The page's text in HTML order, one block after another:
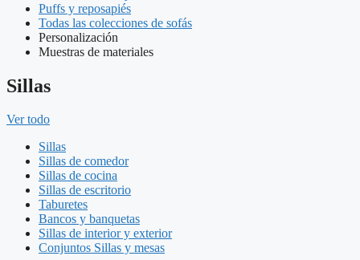
Puffs y reposapiés
Todas las colecciones de sofás
Personalización
Muestras de materiales
Sillas
Ver todo
Sillas
Sillas de comedor
Sillas de cocina
Sillas de escritorio
Taburetes
Bancos y banquetas
Sillas de interior y exterior
Conjuntos Sillas y mesas